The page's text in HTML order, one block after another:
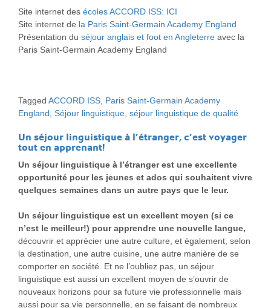
Site internet des écoles ACCORD ISS: ICI
Site internet de la Paris Saint-Germain Academy England
Présentation du séjour anglais et foot en Angleterre avec la
Paris Saint-Germain Academy England
Tagged ACCORD ISS, Paris Saint-Germain Academy
England, Séjour linguistique, séjour linguistique de qualité
Un séjour linguistique à l’étranger, c’est voyager
tout en apprenant!
Un séjour linguistique à l’étranger est une excellente
opportunité pour les jeunes et ados qui souhaitent vivre
quelques semaines dans un autre pays que le leur.
Un séjour linguistique est un excellent moyen (si ce
n’est le meilleur!) pour apprendre une nouvelle langue,
découvrir et apprécier une autre culture, et également, selon
la destination, une autre cuisine, une autre manière de se
comporter en société. Et ne l’oubliez pas, un séjour
linguistique est aussi un excellent moyen de s’ouvrir de
nouveaux horizons pour sa future vie professionnelle mais
aussi pour sa vie personnelle, en se faisant de nombreux